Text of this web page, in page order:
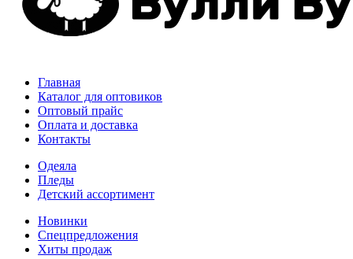
Главная
Каталог для оптовиков
Оптовый прайс
Оплата и доставка
Контакты
Одеяла
Пледы
Детский ассортимент
Новинки
Спецпредложения
Хиты продаж